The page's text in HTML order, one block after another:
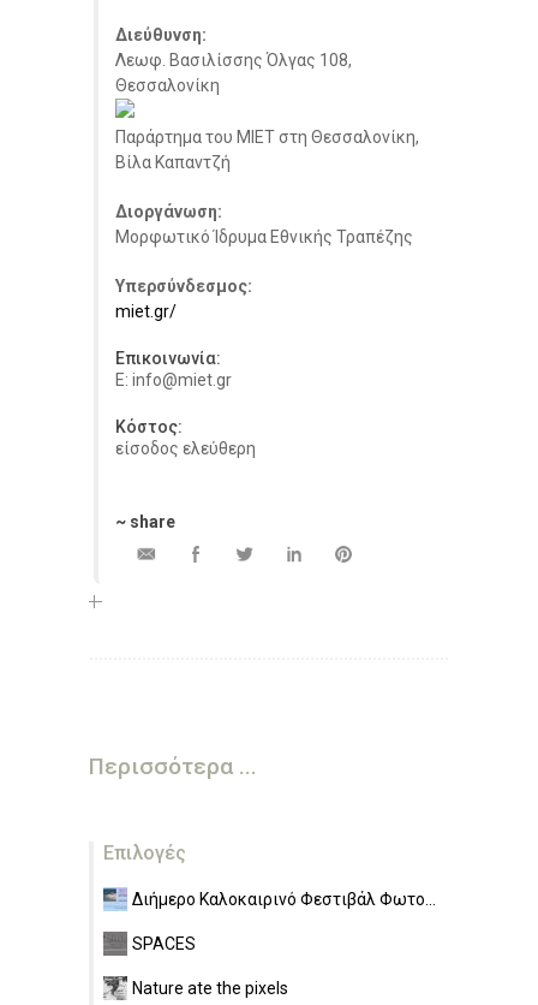
Διεύθυνση:
Λεωφ. Βασιλίσσης Όλγας 108,
Θεσσαλονίκη
Παράρτημα του ΜΙΕΤ στη Θεσσαλονίκη,
Βίλα Καπαντζή
Διοργάνωση:
Μορφωτικό Ίδρυμα Εθνικής Τραπέζης
Υπερσύνδεσμος:
miet.gr/
Επικοινωνία:
E: info@miet.gr
Κόστος:
είσοδος ελεύθερη
~ share
Περισσότερα ...
Επιλογές
Διήμερο Καλοκαιρινό Φεστιβάλ Φωτο...
SPACES
Nature ate the pixels